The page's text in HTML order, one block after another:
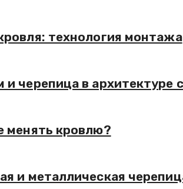
технология монтажа
и черепица в архитектуре
менять кровлю?
и металлическая